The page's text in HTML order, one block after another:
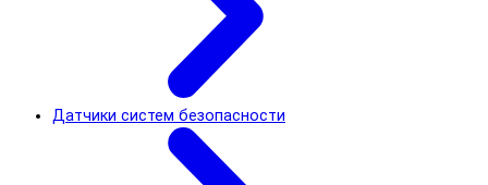
Датчики систем безопасности